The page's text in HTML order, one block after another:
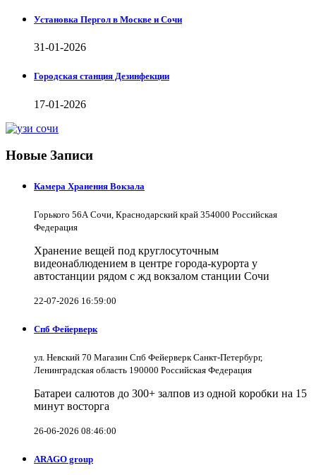
Установка Пергол в Москве и Сочи
31-01-2026
Городская станция Дезинфекции
17-01-2026
Новые Записи
Камера Хранения Вокзала
Горького 56А Сочи, Краснодарский край 354000 Российская
Федерация
Хранение вещей под круглосуточным
видеонаблюдением в центре города-курорта у
автостанции рядом с жд вокзалом станции Сочи
22-07-2026 16:59:00
Спб Фейерверк
ул. Невский 70 Магазин Спб Фейерверк Санкт-Петербург,
Ленинградская область 190000 Российская Федерация
Батареи салютов до 300+ залпов из одной коробки на 15
минут восторга
26-06-2026 08:46:00
ARAGO group